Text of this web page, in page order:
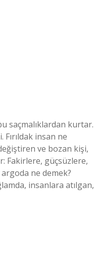
saçmalıklardan kurtar.
Fırıldak insan ne
ve bozan kişi,
Fakirlere, güçsüzlere,
ne demek?
insanlara atılgan,